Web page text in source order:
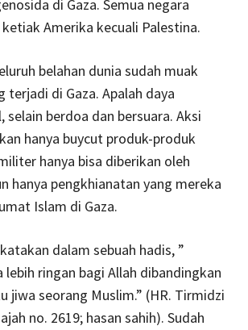
di Gaza. Semua negara
Amerika kecuali Palestina.
belahan dunia sudah muak
terjadi di Gaza. Apalah daya
selain berdoa dan bersuara. Aksi
hanya buycut produk-produk
hanya bisa diberikan oleh
hanya pengkhianatan yang mereka
Islam di Gaza.
dalam sebuah hadis, ”
lebih ringan bagi Allah dibandingkan
jiwa seorang Muslim.” (HR. Tirmidzi
no. 2619; hasan sahih). Sudah